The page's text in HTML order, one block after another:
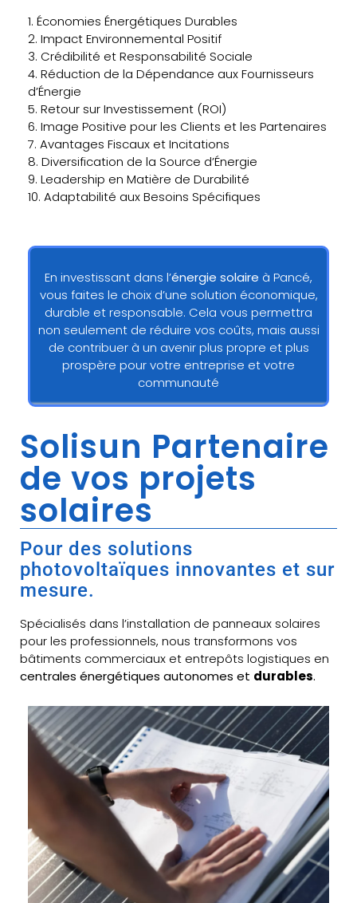
1. Économies Énergétiques Durables
2. Impact Environnemental Positif
3. Crédibilité et Responsabilité Sociale
4. Réduction de la Dépendance aux Fournisseurs
d’Énergie
5. Retour sur Investissement (ROI)
6. Image Positive pour les Clients et les Partenaires
7. Avantages Fiscaux et Incitations
8. Diversification de la Source d’Énergie
9. Leadership en Matière de Durabilité
10. Adaptabilité aux Besoins Spécifiques
En investissant dans l’énergie solaire à Pancé,
vous faites le choix d’une solution économique,
durable et responsable. Cela vous permettra
non seulement de réduire vos coûts, mais aussi
de contribuer à un avenir plus propre et plus
prospère pour votre entreprise et votre
communauté
Solisun Partenaire
de vos projets
solaires
Pour des solutions
photovoltaïques innovantes et sur
mesure.
Spécialisés dans l’installation de panneaux solaires
pour les professionnels, nous transformons vos
bâtiments commerciaux et entrepôts logistiques en
centrales énergétiques autonomes et durables.